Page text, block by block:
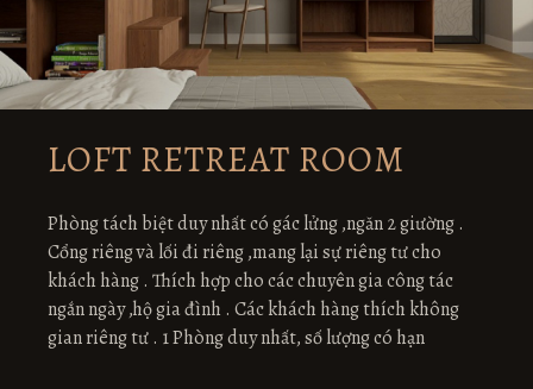
LOFT RETREAT ROOM
Phòng tách biệt duy nhất có gác lửng ,ngăn 2 giường .
Cổng riêng và lối đi riêng ,mang lại sự riêng tư cho
khách hàng . Thích hợp cho các chuyên gia công tác
ngắn ngày ,hộ gia đình . Các khách hàng thích không
gian riêng tư . 1 Phòng duy nhất, số lượng có hạn